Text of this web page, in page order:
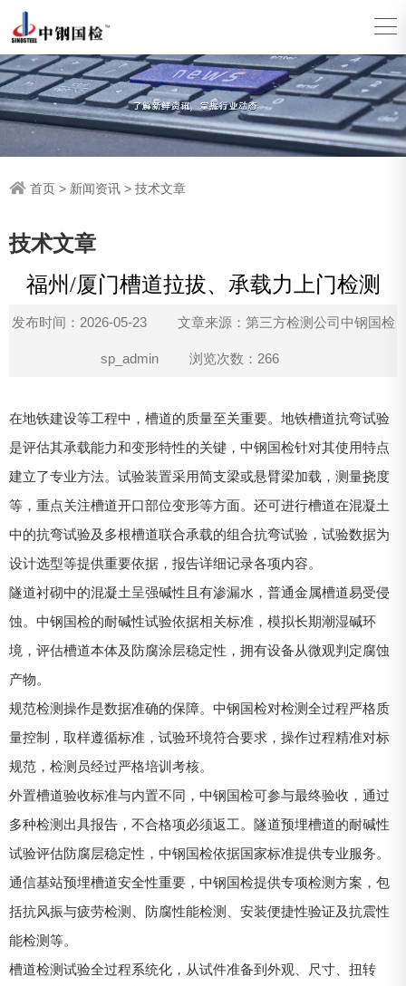
首页 > 新闻资讯 > 技术文章
技术文章
福州/厦门槽道拉拔、承载力上门检测
发布时间：2026-05-23 文章来源：第三方检测公司中钢国检
sp_admin 浏览次数：266
在地铁建设等工程中，槽道的质量至关重要。地铁槽道抗弯试验
是评估其承载能力和变形特性的关键，中钢国检针对其使用特点
建立了专业方法。试验装置采用简支梁或悬臂梁加载，测量挠度
等，重点关注槽道开口部位变形等方面。还可进行槽道在混凝土
中的抗弯试验及多根槽道联合承载的组合抗弯试验，试验数据为
设计选型等提供重要依据，报告详细记录各项内容。
隧道衬砌中的混凝土呈强碱性且有渗漏水，普通金属槽道易受侵
蚀。中钢国检的耐碱性试验依据相关标准，模拟长期潮湿碱环
境，评估槽道本体及防腐涂层稳定性，拥有设备从微观判定腐蚀
产物。
规范检测操作是数据准确的保障。中钢国检对检测全过程严格质
量控制，取样遵循标准，试验环境符合要求，操作过程精准对标
规范，检测员经过严格培训考核。
外置槽道验收标准与内置不同，中钢国检可参与最终验收，通过
多种检测出具报告，不合格项必须返工。隧道预埋槽道的耐碱性
试验评估防腐层稳定性，中钢国检依据国家标准提供专业服务。
通信基站预埋槽道安全性重要，中钢国检提供专项检测方案，包
括抗风振与疲劳检测、防腐性能检测、安装便捷性验证及抗震性
能检测等。
槽道检测试验全过程系统化，从试件准备到外观、尺寸、扭转